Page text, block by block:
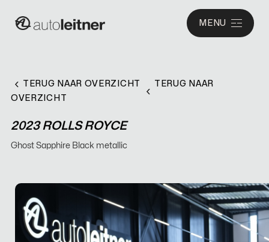
MENU
TERUG NAAR OVERZICHT
TERUG NAAR
OVERZICHT
2023 ROLLS ROYCE
Ghost Sapphire Black metallic